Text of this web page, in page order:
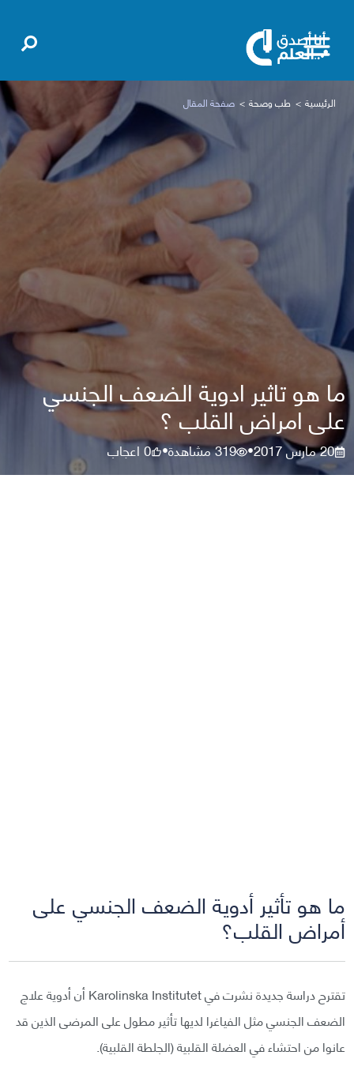
الرئيسية طب وصحة صفحة المقال
ما هو تاثير ادوية الضعف الجنسي
على امراض القلب ؟
20 مارس 2017 •
319مشاهدة•
0اعجاب
ما هو تأثير أدوية الضعف الجنسي على
أمراض القلب؟
تقترح دراسة جديدة نشرت في Karolinska Institutet أن أدوية علاج
الضعف الجنسي مثل الفياغرا لديها تأثير مطول على المرضى الذين قد
عانوا من احتشاء في العضلة القلبية (الجلطة القلبية).